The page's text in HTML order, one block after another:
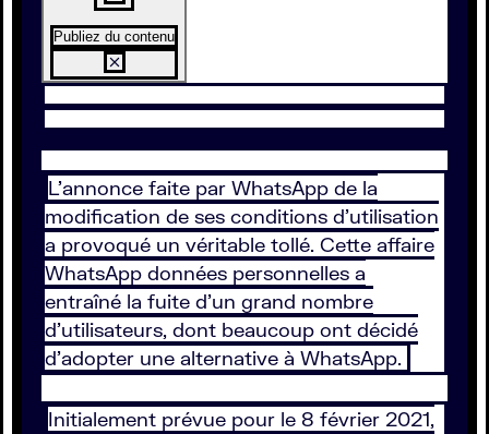
Publiez du contenu
L’annonce faite par WhatsApp de la
modification de ses conditions d’utilisation
a provoqué un véritable tollé. Cette affaire
WhatsApp données personnelles a
entraîné la fuite d’un grand nombre
d'utilisateurs, dont beaucoup ont décidé
d’adopter une alternative à WhatsApp.
Initialement prévue pour le 8 février 2021,